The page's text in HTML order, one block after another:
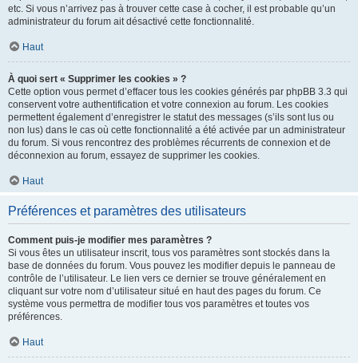
etc. Si vous n’arrivez pas à trouver cette case à cocher, il est probable qu’un
administrateur du forum ait désactivé cette fonctionnalité.
Haut
À quoi sert « Supprimer les cookies » ?
Cette option vous permet d’effacer tous les cookies générés par phpBB 3.3 qui
conservent votre authentification et votre connexion au forum. Les cookies
permettent également d’enregistrer le statut des messages (s’ils sont lus ou
non lus) dans le cas où cette fonctionnalité a été activée par un administrateur
du forum. Si vous rencontrez des problèmes récurrents de connexion et de
déconnexion au forum, essayez de supprimer les cookies.
Haut
Préférences et paramètres des utilisateurs
Comment puis-je modifier mes paramètres ?
Si vous êtes un utilisateur inscrit, tous vos paramètres sont stockés dans la
base de données du forum. Vous pouvez les modifier depuis le panneau de
contrôle de l’utilisateur. Le lien vers ce dernier se trouve généralement en
cliquant sur votre nom d’utilisateur situé en haut des pages du forum. Ce
système vous permettra de modifier tous vos paramètres et toutes vos
préférences.
Haut